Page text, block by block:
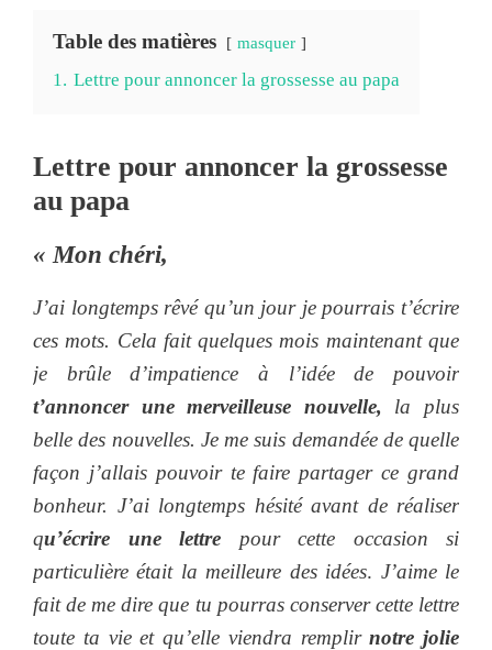
Table des matières masquer
1. Lettre pour annoncer la grossesse au papa
Lettre pour annoncer la grossesse
au papa
« Mon chéri,
J’ai longtemps rêvé qu’un jour je pourrais t’écrire
ces mots. Cela fait quelques mois maintenant que
je brûle d’impatience à l’idée de pouvoir
t’annoncer une merveilleuse nouvelle, la plus
belle des nouvelles. Je me suis demandée de quelle
façon j’allais pouvoir te faire partager ce grand
bonheur. J’ai longtemps hésité avant de réaliser
qu’écrire une lettre pour cette occasion si
particulière était la meilleure des idées. J’aime le
fait de me dire que tu pourras conserver cette lettre
toute ta vie et qu’elle viendra remplirnotre jolie